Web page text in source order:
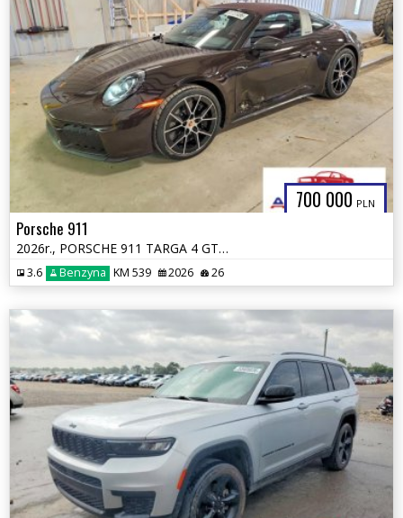
700 000 PLN
Porsche 911
2026r., PORSCHE 911 TARGA 4 GTS, 3.6L, od ubezpieczalni
3.6 Benzyna KM 539 2026 26